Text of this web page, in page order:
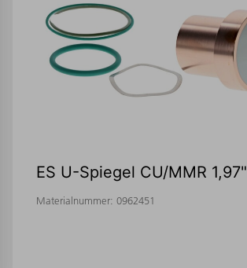
ES U-Spiegel CU/MMR 1,97"
Materialnummer: 0962451